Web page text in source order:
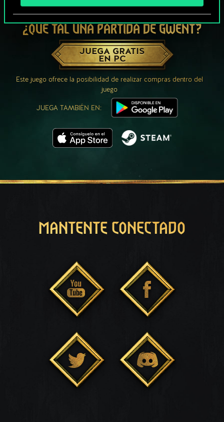
¿QUÉ TAL UNA PARTIDA DE GWENT?
JUEGA GRATIS
EN PC
Este juego ofrece la posibilidad de realizar compras dentro del
juego
JUEGA TAMBIÉN EN:
MANTENTE CONECTADO